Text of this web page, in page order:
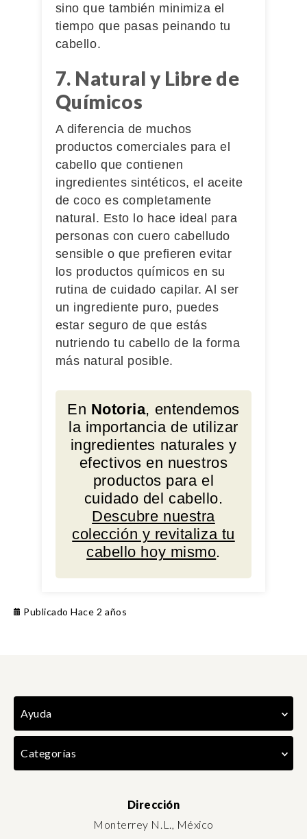
sino que también minimiza el
tiempo que pasas peinando tu
cabello.
7. Natural y Libre de
Químicos
A diferencia de muchos
productos comerciales para el
cabello que contienen
ingredientes sintéticos, el aceite
de coco es completamente
natural. Esto lo hace ideal para
personas con cuero cabelludo
sensible o que prefieren evitar
los productos químicos en su
rutina de cuidado capilar. Al ser
un ingrediente puro, puedes
estar seguro de que estás
nutriendo tu cabello de la forma
más natural posible.
En Notoria, entendemos
la importancia de utilizar
ingredientes naturales y
efectivos en nuestros
productos para el
cuidado del cabello.
Descubre nuestra
colección y revitaliza tu
cabello hoy mismo.
Publicado Hace 2 años
Ayuda
Categorías
Dirección
Monterrey N.L., México